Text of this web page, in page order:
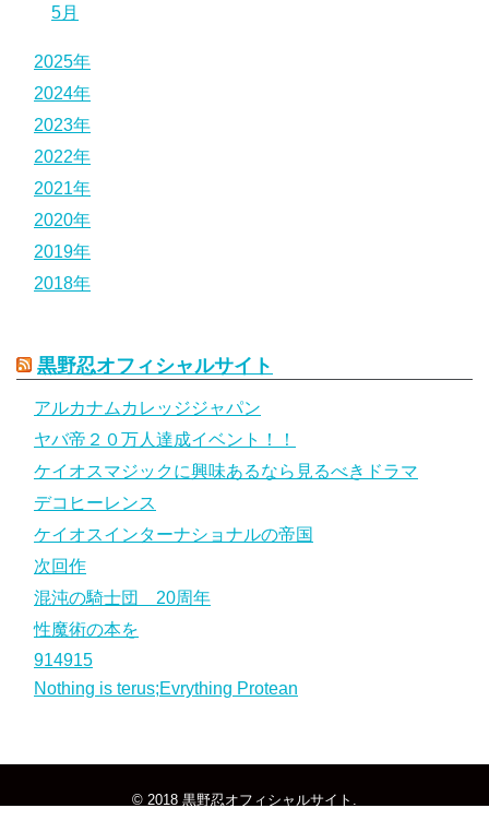
5月
2025年
2024年
2023年
2022年
2021年
2020年
2019年
2018年
黒野忍オフィシャルサイト
アルカナムカレッジジャパン
ヤバ帝２０万人達成イベント！！
ケイオスマジックに興味あるなら見るべきドラマ
デコヒーレンス
ケイオスインターナショナルの帝国
次回作
混沌の騎士団 20周年
性魔術の本を
914915
Nothing is terus;Evrything Protean
© 2018 黒野忍オフィシャルサイト